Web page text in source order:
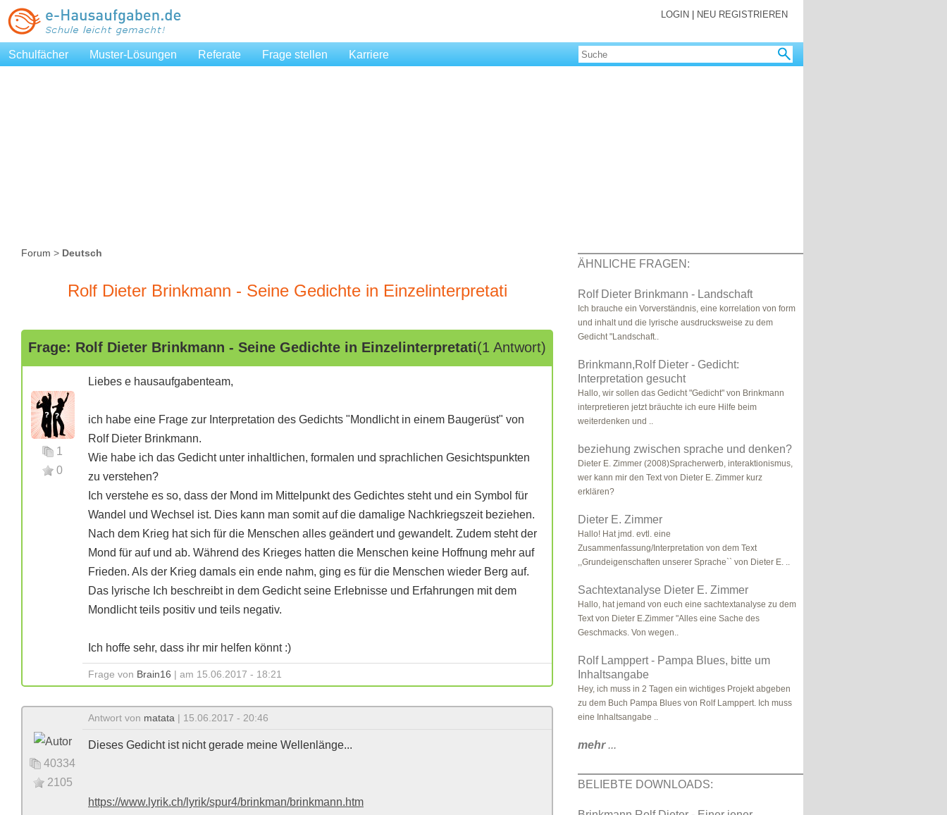
LOGIN NEU REGISTRIEREN
Schulfächer Muster-Lösungen Referate Frage stellen Karriere
Forum > Deutsch
Rolf Dieter Brinkmann - Seine Gedichte in Einzelinterpretati
Frage: Rolf Dieter Brinkmann - Seine Gedichte in Einzelinterpretati(1 Antwort)
1
0
Liebes e hausaufgabenteam,
ich habe eine Frage zur Interpretation des Gedichts "Mondlicht in einem Baugerüst" von
Rolf Dieter Brinkmann.
Wie habe ich das Gedicht unter inhaltlichen, formalen und sprachlichen Gesichtspunkten
zu verstehen?
Ich verstehe es so, dass der Mond im Mittelpunkt des Gedichtes steht und ein Symbol für
Wandel und Wechsel ist. Dies kann man somit auf die damalige Nachkriegszeit beziehen.
Nach dem Krieg hat sich für die Menschen alles geändert und gewandelt. Zudem steht der
Mond für auf und ab. Während des Krieges hatten die Menschen keine Hoffnung mehr auf
Frieden. Als der Krieg damals ein ende nahm, ging es für die Menschen wieder Berg auf.
Das lyrische Ich beschreibt in dem Gedicht seine Erlebnisse und Erfahrungen mit dem
Mondlicht teils positiv und teils negativ.
Ich hoffe sehr, dass ihr mir helfen könnt :)
Frage von Brain16 | am 15.06.2017 - 18:21
40334
2105
Antwort von matata | 15.06.2017 - 20:46
Dieses Gedicht ist nicht gerade meine Wellenlänge...
https://www.lyrik.ch/lyrik/spur4/brinkman/brinkmann.htm
ÄHNLICHE FRAGEN:
Rolf Dieter Brinkmann - Landschaft
Ich brauche ein Vorverständnis, eine korrelation von form
und inhalt und die lyrische ausdrucksweise zu dem
Gedicht "Landschaft..
Brinkmann,Rolf Dieter - Gedicht:
Interpretation gesucht
Hallo, wir sollen das Gedicht "Gedicht" von Brinkmann
interpretieren jetzt bräuchte ich eure Hilfe beim
weiterdenken und ..
beziehung zwischen sprache und denken?
Dieter E. Zimmer (2008)Spracherwerb, interaktionismus,
wer kann mir den Text von Dieter E. Zimmer kurz
erklären?
Dieter E. Zimmer
Hallo! Hat jmd. evtl. eine
Zusammenfassung/Interpretation von dem Text
,,Grundeigenschaften unserer Sprache`` von Dieter E. ..
Sachtextanalyse Dieter E. Zimmer
Hallo, hat jemand von euch eine sachtextanalyse zu dem
Text von Dieter E.Zimmer "Alles eine Sache des
Geschmacks. Von wegen..
Rolf Lamppert - Pampa Blues, bitte um
Inhaltsangabe
Hey, ich muss in 2 Tagen ein wichtiges Projekt abgeben
zu dem Buch Pampa Blues von Rolf Lamppert. Ich muss
eine Inhaltsangabe ..
mehr...
BELIEBTE DOWNLOADS: